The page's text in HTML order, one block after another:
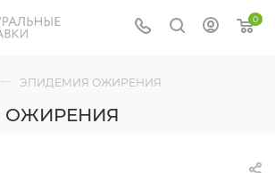
0
ЭПИДЕМИЯ ОЖИРЕНИЯ
ОЖИРЕНИЯ